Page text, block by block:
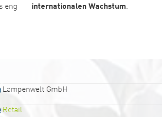
eng
internationalen Wachstum.
Lampenwelt GmbH
Retail